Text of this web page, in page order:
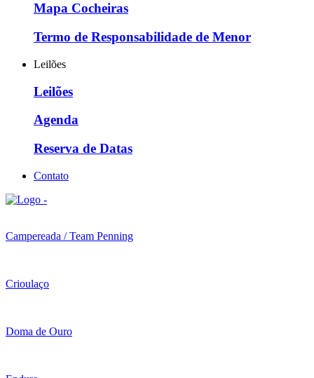
Mapa Cocheiras
Termo de Responsabilidade de Menor
Leilões
Leilões
Agenda
Reserva de Datas
Contato
Campereada / Team Penning
Crioulaço
Doma de Ouro